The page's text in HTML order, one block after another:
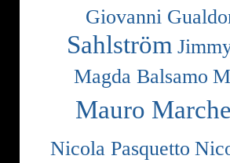
Giovanni
Sahlström
Magda Balsamo
Mauro
Nicola Pasquetto